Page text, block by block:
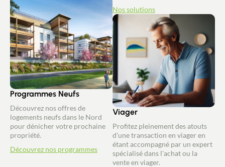
Programmes Neufs
Découvrez nos offres de
logements neufs dans le Nord
pour dénicher votre prochaine
propriété.
Découvrez nos programmes
Nos solutions
Viager
Profitez pleinement des atouts
d'une transaction en viager en
étant accompagné par un expert
spécialisé dans l'achat ou la
vente en viager.